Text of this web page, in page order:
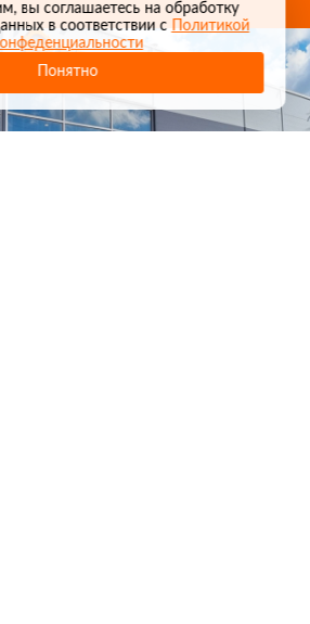
вы соглашаетесь на обработку
в соответствии сПолитикой
Понятно